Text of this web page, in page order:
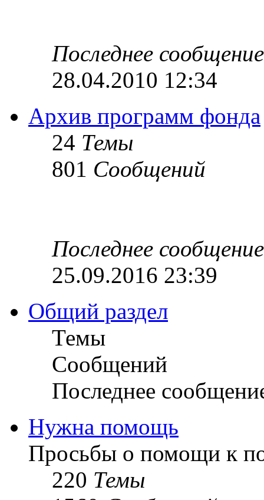
Последнее сообщение
28.04.2010 12:34
Архив программ фонда
24 Темы
801 Сообщений
Последнее сообщение
25.09.2016 23:39
Общий раздел
Темы
Сообщений
Последнее
Нужна помощь
Просьбы о помощи к
220 Темы